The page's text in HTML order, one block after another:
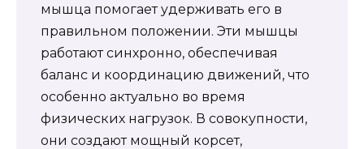
мышца помогает удерживать его в
правильном положении. Эти мышцы
работают синхронно, обеспечивая
баланс и координацию движений, что
особенно актуально во время
физических нагрузок. В совокупности,
они создают мощный корсет,